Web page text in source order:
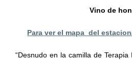
Vino de
Para ver el mapa del
“Desnudo en la camilla de